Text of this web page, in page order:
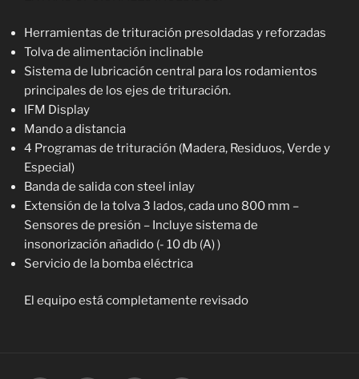
Herramientas de trituración presoldadas y reforzadas
Tolva de alimentación inclinable
Sistema de lubricación central para los rodamientos
principales de los ejes de trituración.
IFM Display
Mando a distancia
4 Programas de trituración (Madera, Residuos, Verde y
Especial)
Banda de salida con steel inlay
Extensión de la tolva 3 lados, cada uno 800 mm –
Sensores de presión – Incluye sistema de
insonorización añadido (- 10 db (A) )
Servicio de la bomba eléctrica
El equipo está completamente revisado